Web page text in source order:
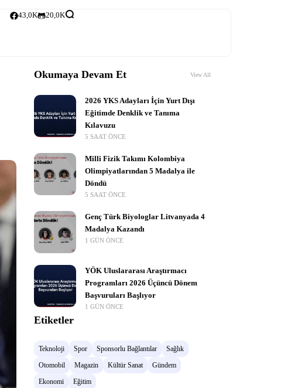
43,0K 20,0K
Okumaya Devam Et View All
2026 YKS Adayları İçin Yurt Dışı
Eğitimde Denklik ve Tanıma
Kılavuzu
5 SAAT ÖNCE
Milli Fizik Takımı Kolombiya
Olimpiyatlarından 5 Madalya ile
Döndü
5 SAAT ÖNCE
Genç Türk Biyologlar Litvanyada 4
Madalya Kazandı
1 GÜN ÖNCE
YÖK Uluslararası Araştırmacı
Programları 2026 Üçüncü Dönem
Başvuruları Başlıyor
1 GÜN ÖNCE
Etiketler
Teknoloji Spor Sponsorlu Bağlantılar
Sağlık
Otomobil
Magazin Kültür Sanat
Gündem
Ekonomi
Eğitim